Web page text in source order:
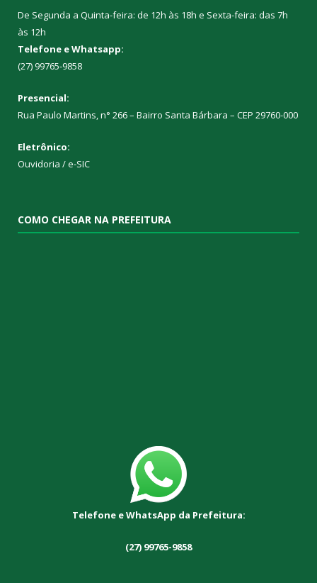
De Segunda a Quinta-feira: de 12h às 18h e Sexta-feira: das 7h
às 12h
Telefone e Whatsapp:
(27) 99765-9858
Presencial:
Rua Paulo Martins, n° 266 – Bairro Santa Bárbara – CEP 29760-000
Eletrônico:
Ouvidoria /e-SIC
COMO CHEGAR NA PREFEITURA
Telefone e WhatsApp da Prefeitura:
(27) 99765-9858